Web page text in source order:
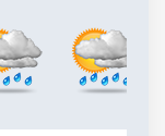
Politique de